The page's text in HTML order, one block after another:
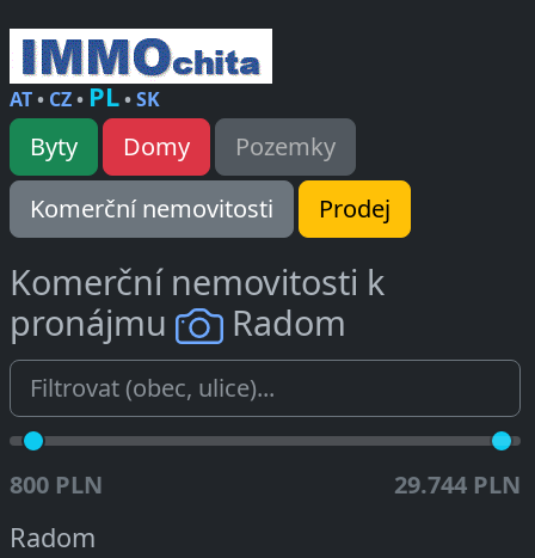
AT• CZ• PL•SK
Byty Domy
Pozemky
Komerční nemovitosti
Prodej
Komerční nemovitosti k
pronájmu
Radom
800 PLN 29.744 PLN
Radom